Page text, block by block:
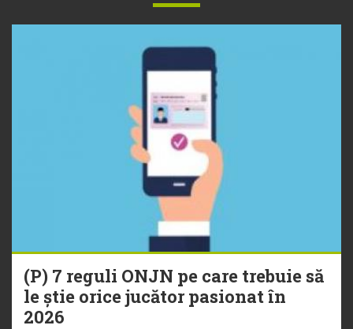
(P) 7 reguli ONJN pe care trebuie să
le știe orice jucător pasionat în
2026